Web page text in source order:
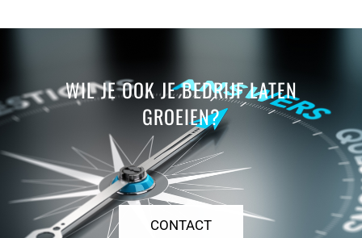
WIL JE OOK JE BEDRIJF LATEN
GROEIEN?
CONTACT